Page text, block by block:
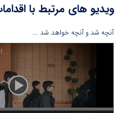
ویدیو های مرتبط با
آنچه شد و آنچه خواهد شد ...